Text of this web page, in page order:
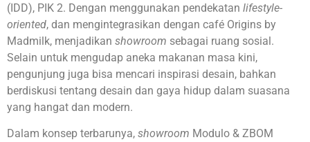
(IDD), PIK 2. Dengan menggunakan pendekatan lifestyle-
oriented, dan mengintegrasikan dengan café Origins by
Madmilk, menjadikan showroom sebagai ruang sosial.
Selain untuk mengudap aneka makanan masa kini,
pengunjung juga bisa mencari inspirasi desain, bahkan
berdiskusi tentang desain dan gaya hidup dalam suasana
yang hangat dan modern.
Dalam konsep terbarunya, showroom Modulo & ZBOM